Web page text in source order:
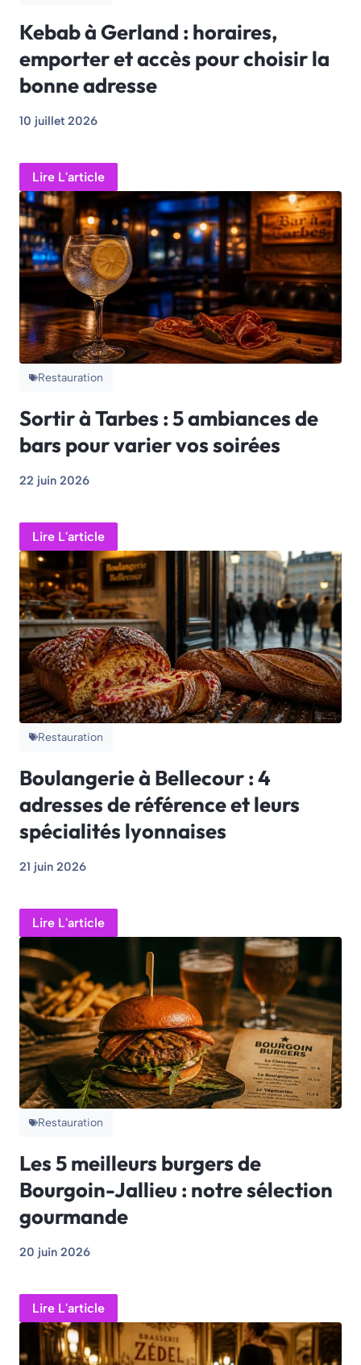
Kebab à Gerland : horaires,
emporter et accès pour choisir la
bonne adresse
10 juillet 2026
Lire L'article
Restauration
Sortir à Tarbes : 5 ambiances de
bars pour varier vos soirées
22 juin 2026
Lire L'article
Restauration
Boulangerie à Bellecour : 4
adresses de référence et leurs
spécialités lyonnaises
21 juin 2026
Lire L'article
Restauration
Les 5 meilleurs burgers de
Bourgoin-Jallieu : notre sélection
gourmande
20 juin 2026
Lire L'article